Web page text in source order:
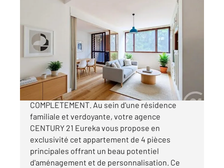
FRESNES 94
, 4 pièces
Ref : 9996
Appartement F4 à vendre
189 000 €
LIMITE ANTONY - A RENOVER
COMPLETEMENT. Au sein d'une résidence
familiale et verdoyante, votre agence
CENTURY 21 Eureka vous propose en
exclusivité cet appartement de 4 pièces
principales offrant un beau potentiel
d'aménagement et de personnalisation. Ce